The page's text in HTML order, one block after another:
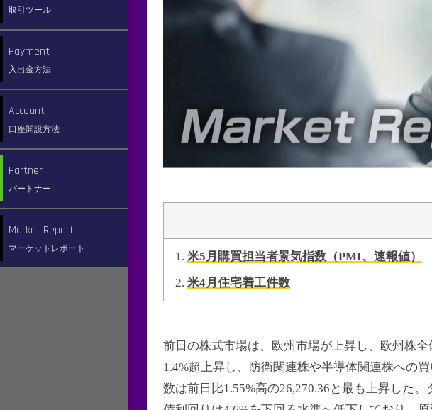
米5月購買担当者景気指数（PMI、速報値）
米4月住宅着工件数
前日の株式市場は、欧州市場が上昇し、欧州株
1.4%超上昇し、防衛関連株や半導体関連株への
数は前日比1.55%高の26,270.36と最も上昇した
Tradingtime
取引ツール
Payment
入出金方法
Account
口座開設方法
Real Account
新規口座開設方法
Add Account
Partner
パートナー
Refer-a-friend
Market Report
マーケットレポート